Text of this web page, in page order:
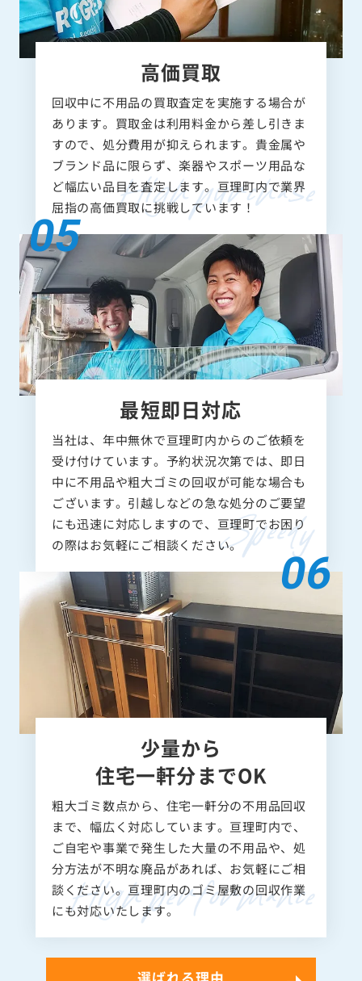
高価買取
回収中に不用品の買取査定を実施する場合が
あります。買取金は利用料金から差し引きま
すので、処分費用が抑えられます。貴金属や
ブランド品に限らず、楽器やスポーツ用品な
ど幅広い品目を査定します。亘理町内で業界
屈指の高価買取に挑戦しています！
最短即日対応
当社は、年中無休で亘理町内からのご依頼を
受け付けています。予約状況次第では、即日
中に不用品や粗大ゴミの回収が可能な場合も
ございます。引越しなどの急な処分のご要望
にも迅速に対応しますので、亘理町でお困り
の際はお気軽にご相談ください。
少量から
住宅一軒分までOK
粗大ゴミ数点から、住宅一軒分の不用品回収
まで、幅広く対応しています。亘理町内で、
ご自宅や事業で発生した大量の不用品や、処
分方法が不明な廃品があれば、お気軽にご相
談ください。亘理町内のゴミ屋敷の回収作業
にも対応いたします。